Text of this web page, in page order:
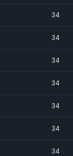
34
34
34
34
34
34
34